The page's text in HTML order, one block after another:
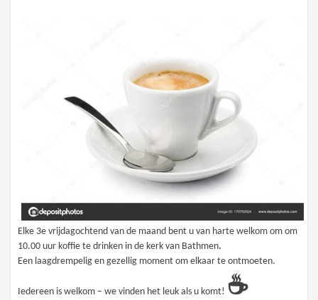
Elke 3e vrijdagochtend van de maand bent u van harte welkom om om
10.00 uur koffie te drinken in de kerk van Bathmen.
Een laagdrempelig en gezellig moment om elkaar te ontmoeten.
Iedereen is welkom – we vinden het leuk als u komt! ☕